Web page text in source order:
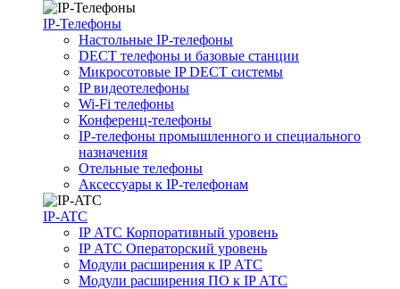
IP-Телефоны
Настольные IP-телефоны
DECT телефоны и базовые станции
Микросотовые IP DECT системы
IP видеотелефоны
Wi-Fi телефоны
Конференц-телефоны
IP-телефоны промышленного и специального
назначения
Отельные телефоны
Аксессуары к IP-телефонам
IP-ATC
IP АТС Корпоративный уровень
IP АТС Операторский уровень
Модули расширения к IP АТС
Модули расширения ПО к IP АТС